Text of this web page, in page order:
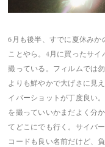
6月も後半、すでに夏休み
ことやら。4月に買ったサ
撮っている。フィルムでは
よりも鮮やかで大げさに見
イバーショットが丁度良い
を撮っていいかまだよく分
てどこにでも行く。サイバ
コードも良い名前だけど、